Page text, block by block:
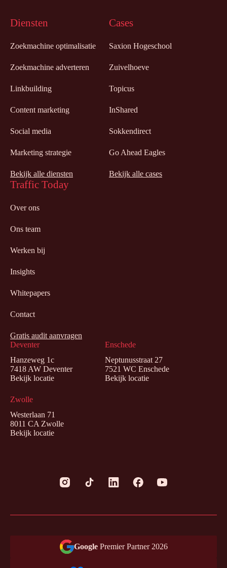
Deventer
Hanzeweg 1c
7418 AW Deventer
Bekijk locatie
Enschede
Neptunusstraat 27
7521 WC Enschede
Bekijk locatie
Zwolle
Westerlaan 71
8011 CA Zwolle
Bekijk locatie
Diensten
Zoekmachine optimalisatie
Zoekmachine adverteren
Linkbuilding
Content marketing
Social media
Marketing strategie
Bekijk alle diensten
Cases
Saxion Hogeschool
Zuivelhoeve
Topicus
InShared
Sokkendirect
Go Ahead Eagles
Bekijk alle cases
Traffic Today
Over ons
Ons team
Werken bij
Insights
Whitepapers
Contact
Gratis audit aanvragen
Google Premier Partner 2026